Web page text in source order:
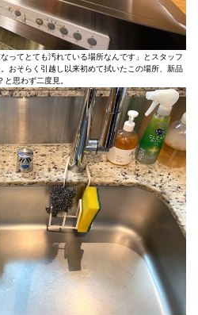
ってとても汚れている場所なんです」とスタッフ
おそらく引越し以来初めて拭いたこの場所、新品
と思わず二度見。